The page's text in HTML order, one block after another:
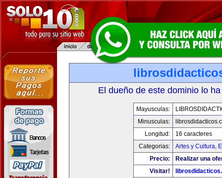
El dueño de este dominio lo
Mayusculas:
Minusculas:
Longitud:
16 caracteres
Categorias:
Artes y Cultura,
Precio:
Realizar una
Visitar!